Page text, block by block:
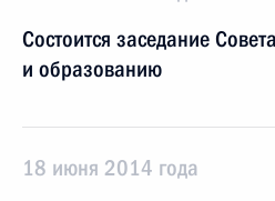
Состоится заседание
и образованию
18 июня 2014 года